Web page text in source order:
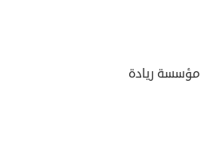
مؤسسة ريادة